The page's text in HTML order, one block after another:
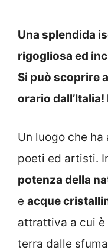
Una splendida
rigogliosa ed
Si può scoprire
orario
Un luogo che
poeti ed artisti.
potenza della
e acque
attrattiva a cui è
terra dalle